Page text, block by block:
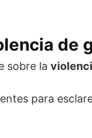
de
sobre la
para